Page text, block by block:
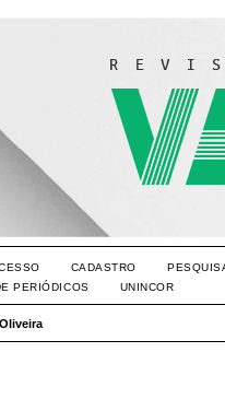
CADASTRO
PERIÓDICOS UNINCOR
Oliveira